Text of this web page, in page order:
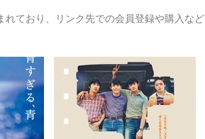
ており、リンク先での会員登録や購入など